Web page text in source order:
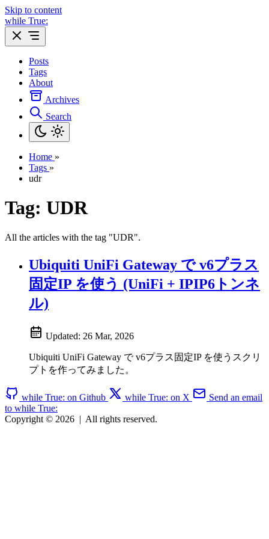
Skip to content
while True:
Posts
Tags
About
Archives
Search
Home »
Tags »
udr
Tag: UDR
All the articles with the tag "UDR".
Ubiquiti UniFi Gateway で v6プラス
固定IP を使う (UniFi + IPIP6トンネ
ル)
Updated: 26 Mar, 2026
Ubiquiti UniFi Gateway で v6プラス固定IP を使うスクリ
プトを作ってみました。
while True: on Github while True: on X
Send an email
to while True:
Copyright © 2026 | All rights reserved.